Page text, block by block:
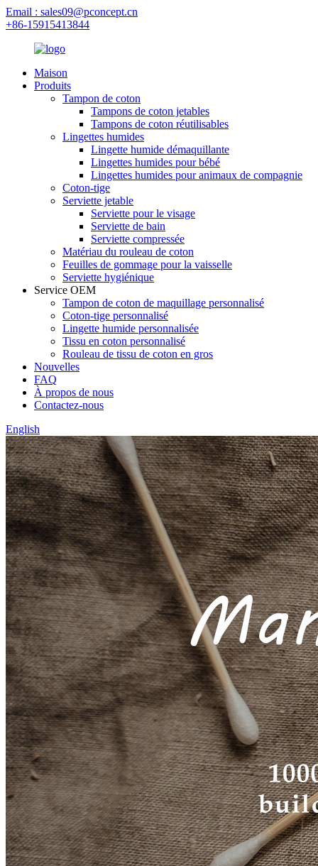
Email : sales09@pconcept.cn
+86-15915413844
Maison
Produits
Tampon de coton
Tampons de coton jetables
Tampons de coton réutilisables
Lingettes humides
Lingette humide démaquillante
Lingettes humides pour bébé
Lingettes humides pour animaux de compagnie
Coton-tige
Serviette jetable
Serviette pour le visage
Serviette de bain
Serviette compressée
Matériau du rouleau de coton
Feuilles de gommage pour la vaisselle
Serviette hygiénique
Service OEM
Tampon de coton de maquillage personnalisé
Coton-tige personnalisé
Lingette humide personnalisée
Tissu en coton personnalisé
Rouleau de tissu de coton en gros
Nouvelles
FAQ
À propos de nous
Contactez-nous
English